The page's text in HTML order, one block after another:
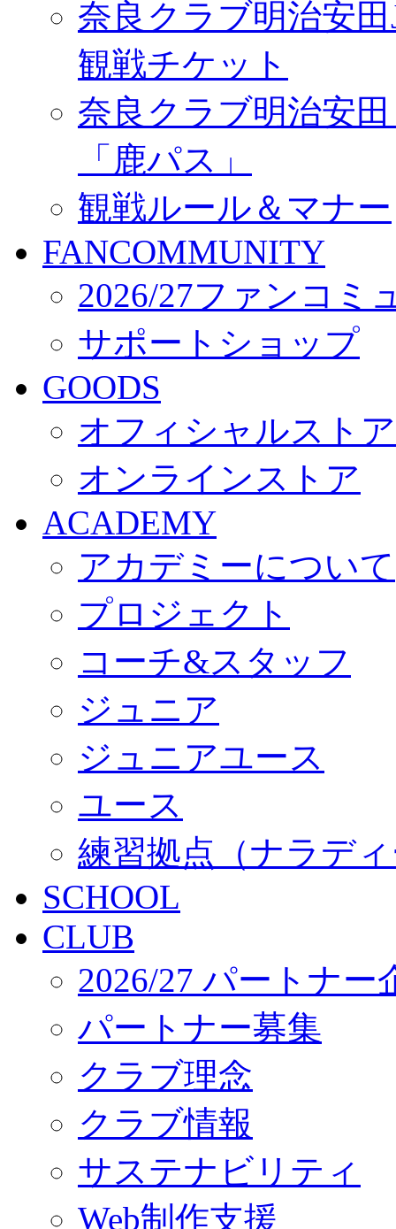
奈良クラブ明治安
観戦チケット
奈良クラブ明治安
「鹿パス」
観戦ルール＆マナー
FANCOMMUNITY
2026/27ファンコミ
サポートショップ
GOODS
オフィシャルスト
オンラインストア
ACADEMY
アカデミーについて
プロジェクト
コーチ&スタッフ
ジュニア
ジュニアユース
ユース
練習拠点（ナラデ
SCHOOL
CLUB
2026/27 パートナー
パートナー募集
クラブ理念
クラブ情報
サステナビリティ
Web制作支援